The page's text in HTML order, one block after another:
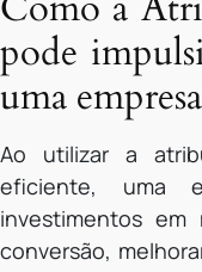
pode
uma
Ao utilizar a
eficiente, uma
investimentos
conversão,